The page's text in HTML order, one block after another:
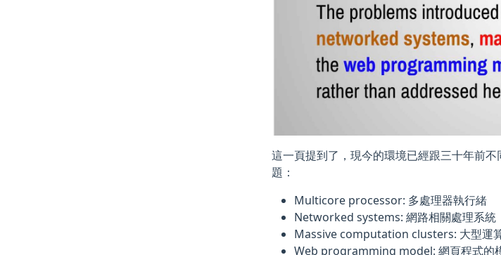
這一頁提到了，現今的環境已經跟三十年前
題：
Multicore processor: 多處理器執行緒
Networked systems: 網路相關處理系統
Massive computation clusters: 大型運算
Web programming model: 網頁程式的